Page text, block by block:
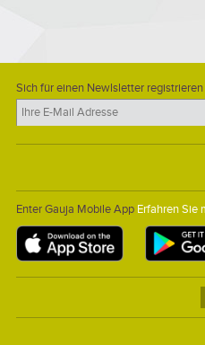
Sich für einen Newlsletter registrieren
Enter Gauja Mobile App Erfahren Sie